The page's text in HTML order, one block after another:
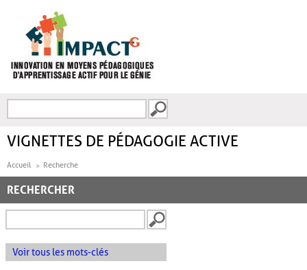
FORMULAIRE DE
VIGNETTES DE PÉDAGOGIE ACTIVE
Accueil Recherche
RECHERCHER
Voir tous les mots-clés